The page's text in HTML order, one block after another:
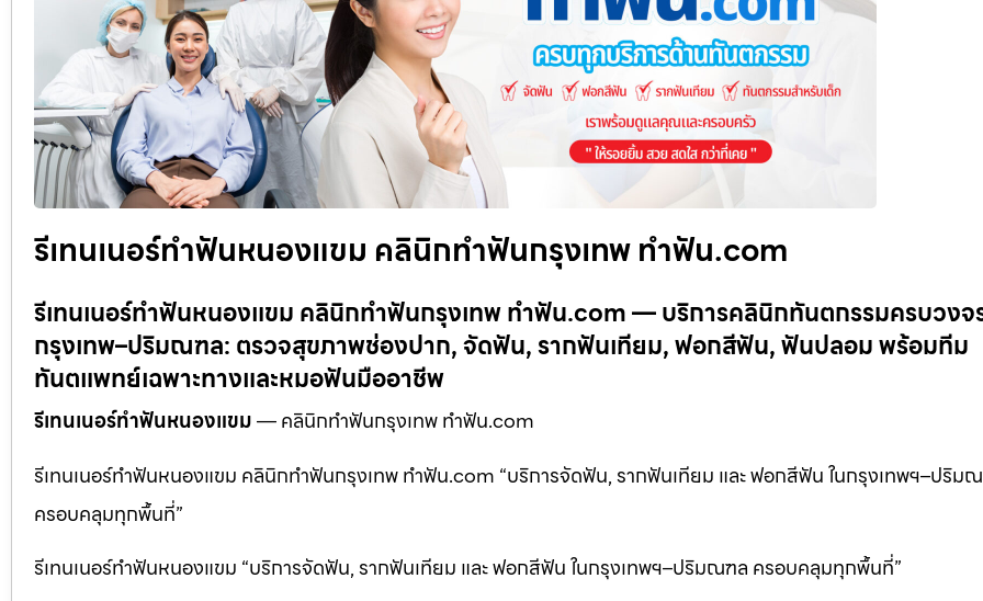
รีเทนเนอร์ทำฟันหนองแขม คลินิกทำฟันกรุงเทพ ทำฟัน.com
รีเทนเนอร์ทำฟันหนองแขม คลินิกทำฟันกรุงเทพ ทำฟัน.com — บริการคลินิกทันตกรรมครบวงจ
กรุงเทพ–ปริมณฑล: ตรวจสุขภาพช่องปาก, จัดฟัน, รากฟันเทียม, ฟอกสีฟัน, ฟันปลอม พร้อมทีม
ทันตแพทย์เฉพาะทางและหมอฟันมืออาชีพ
รีเทนเนอร์ทำฟันหนองแขม— คลินิกทำฟันกรุงเทพ ทำฟัน.com
รีเทนเนอร์ทำฟันหนองแขม คลินิกทำฟันกรุงเทพ ทำฟัน.com “บริการจัดฟัน, รากฟันเทียม และ ฟอกสีฟัน ในกรุงเทพฯ–ปริม
ครอบคลุมทุกพื้นที่”
รีเทนเนอร์ทำฟันหนองแขม “บริการจัดฟัน, รากฟันเทียม และ ฟอกสีฟัน ในกรุงเทพฯ–ปริมณฑล ครอบคลุมทุกพื้นที่”